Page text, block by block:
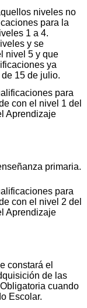
niveles no
para la
1 a 4.
y se
nivel 5 y que
ya
15 de julio.
para
con el nivel 1 del
Aprendizaje
primaria.
para
con el nivel 2 del
Aprendizaje
constará el
de las
cuando
Escolar.